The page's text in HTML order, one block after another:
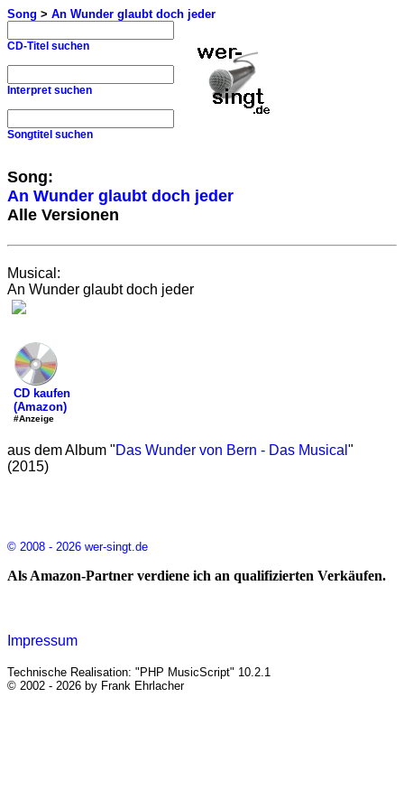
Song > An Wunder glaubt doch jeder
CD-Titel suchen
Interpret suchen
Songtitel suchen
Song:
An Wunder glaubt doch jeder
Alle Versionen
Musical:
An Wunder glaubt doch jeder
CD kaufen
(Amazon)
#Anzeige
aus dem Album "Das Wunder von Bern - Das Musical "
(2015)
© 2008 - 2026 wer-singt.de
Als Amazon-Partner verdiene ich an qualifizierten Verkäufen.
Impressum
Technische Realisation: "PHP MusicScript" 10.2.1
© 2002 - 2026 by Frank Ehrlacher